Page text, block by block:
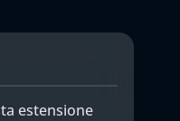
estensione